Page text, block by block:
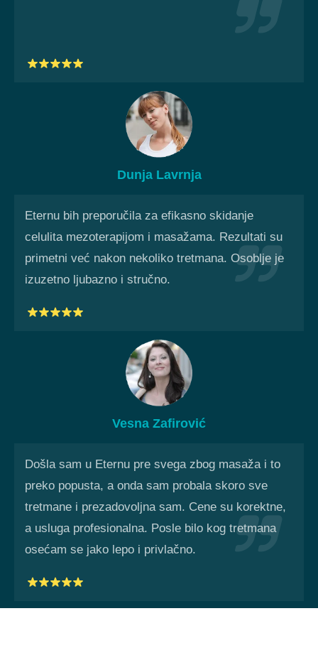
Dunja Lavrnja
Eternu bih preporučila za efikasno skidanje
celulita mezoterapijom i masažama. Rezultati su
primetni već nakon nekoliko tretmana. Osoblje je
izuzetno ljubazno i stručno.
Vesna Zafirović
Došla sam u Eternu pre svega zbog masaža i to
preko popusta, a onda sam probala skoro sve
tretmane i prezadovoljna sam. Cene su korektne,
a usluga profesionalna. Posle bilo kog tretmana
osećam se jako lepo i privlačno.